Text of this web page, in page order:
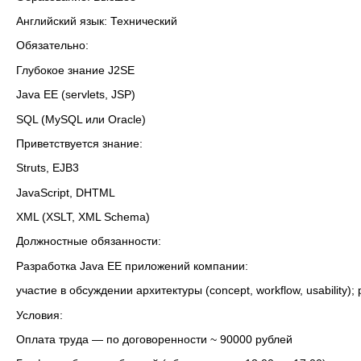
Английский язык: Технический
Обязательно:
Глубокое знание J2SE
Java EE (servlets, JSP)
SQL (MySQL или Oracle)
Приветствуется знание:
Struts, EJB3
JavaScript, DHTML
XML (XSLT, XML Schema)
Должностные обязанности:
Разработка Java EE приложений компании:
участие в обсуждении архитектуры (concept, workflow, usability);
Условия:
Оплата труда — по договоренности ~ 90000 рублей